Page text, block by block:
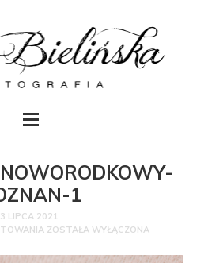
1
LIPCA 2021
ZOSTAŁA WYŁĄCZONA